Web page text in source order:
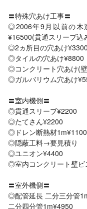
〓特殊穴あけ工事〓
◎2006年9月以前の木
¥16500(貫通スリーブ込
◎2ヵ所目の穴あけ¥3300
◎タイルの穴あけ¥8800
◎コンクリート穴あけ(
◎ガルバリウム穴あけ
〓室内機側〓
◎貫通スリーブ¥2200
◎たてさん¥2200
◎ドレン断熱材1m¥1100
◎隠蔽工料→要見積り
◎ユニオン¥4400
◎室内コンクリート壁ビ
〓室外機側〓
◎配管延長 二分三分管
二分四分管1m¥4950